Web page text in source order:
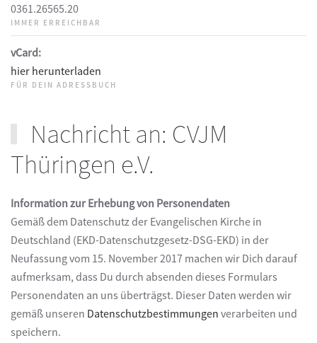
0361.26565.20
IMMER ERREICHBAR
vCard:
hier herunterladen
FÜR DEIN ADRESSBUCH
Nachricht an: CVJM
Thüringen e.V.
Information zur Erhebung von Personendaten
Gemäß dem Datenschutz der Evangelischen Kirche in
Deutschland (EKD-Datenschutzgesetz-DSG-EKD) in der
Neufassung vom 15. November 2017 machen wir Dich darauf
aufmerksam, dass Du durch absenden dieses Formulars
Personendaten an uns überträgst. Dieser Daten werden wir
gemäß unseren Datenschutzbestimmungen verarbeiten und
speichern.